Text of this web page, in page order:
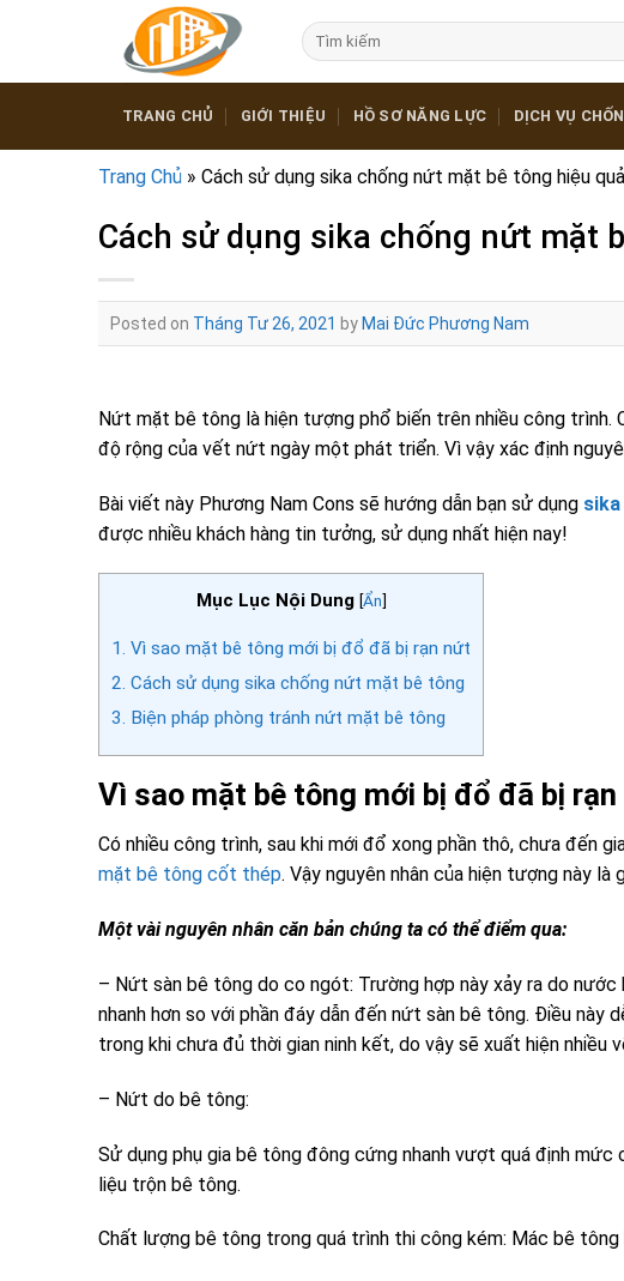
Tìm
kiếm:
TRANG CHỦ GIỚI THIỆU HỒ SƠ NĂNG LỰC DỊCH VỤ
Trang Chủ » Cách sử dụng sika chống nứt mặt bê tông hiệu
Cách sử dụng sika chống nứt mặt
Posted on Tháng Tư 26, 2021 by Mai Đức Phương Nam
Nứt mặt bê tông là hiện tượng phổ biến trên nhiều công
độ rộng của vết nứt ngày một phát triển. Vì vậy xác định
Bài viết này Phương Nam Cons sẽ hướng dẫn bạn sử dụng sika
được nhiều khách hàng tin tưởng, sử dụng nhất hiện nay!
Mục Lục Nội Dung [Ẩn]
1. Vì sao mặt bê tông mới bị đổ đã bị rạn nứt
2. Cách sử dụng sika chống nứt mặt bê tông
3. Biện pháp phòng tránh nứt mặt bê tông
Vì sao mặt bê tông mới bị đổ đã bị
Có nhiều công trình, sau khi mới đổ xong phần thô, chưa đến
mặt bê tông cốt thép. Vậy nguyên nhân của hiện tượng này là
Một vài nguyên nhân căn bản chúng ta có thể điểm qua:
– Nứt sàn bê tông do co ngót: Trường hợp này xảy ra do
nhanh hơn so với phần đáy dẫn đến nứt sàn bê tông. Điều
trong khi chưa đủ thời gian ninh kết, do vậy sẽ xuất hiện nhiều
– Nứt do bê tông:
Sử dụng phụ gia bê tông đông cứng nhanh vượt quá định
liệu trộn bê tông.
Chất lượng bê tông trong quá trình thi công kém: Mác bê